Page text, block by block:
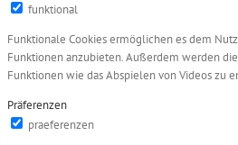
funktional
Funktionale Cookies ermöglichen es dem
Funktionen anzubieten. Außerdem werden
Funktionen wie das Abspielen von Videos zu
Präferenzen
praeferenzen